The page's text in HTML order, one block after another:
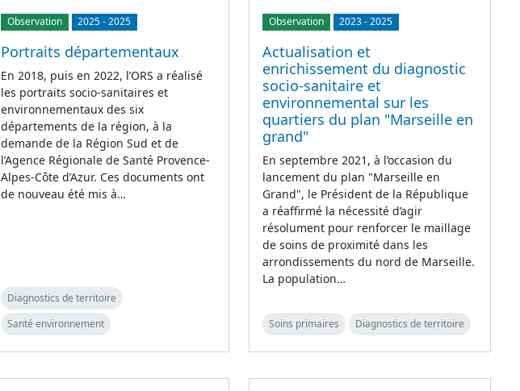
Observation 2025-2025
Portraits départementaux
En 2018, puis en 2022, l’ORS a réalisé
les portraits socio-sanitaires et
environnementaux des six
départements de la région, à la
demande de la Région Sud et de
l’Agence Régionale de Santé Provence-
Alpes-Côte d’Azur. Ces documents ont
de nouveau été mis à…
Diagnostics de territoire
Santé environnement
Observation 2023-2025
Actualisation et
enrichissement du diagnostic
socio-sanitaire et
environnemental sur les
quartiers du plan "Marseille en
grand"
En septembre 2021, à l’occasion du
lancement du plan "Marseille en
Grand", le Président de la République
a réaffirmé la nécessité d’agir
résolument pour renforcer le maillage
de soins de proximité dans les
arrondissements du nord de Marseille.
La population…
Soins primaires Diagnostics de territoire